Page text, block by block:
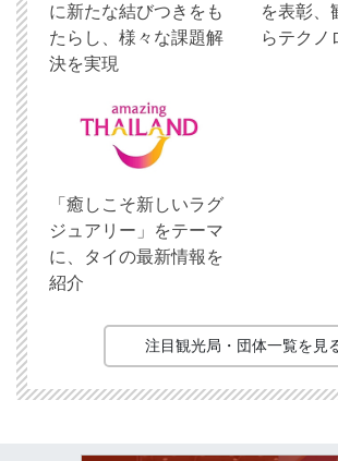
に新たな結びつきをも
たらし、様々な課題解
決を実現
を表彰、
らテクノ
「癒しこそ新しいラグ
ジュアリー」をテーマ
に、タイの最新情報を
紹介
注目観光局・団体一覧を見